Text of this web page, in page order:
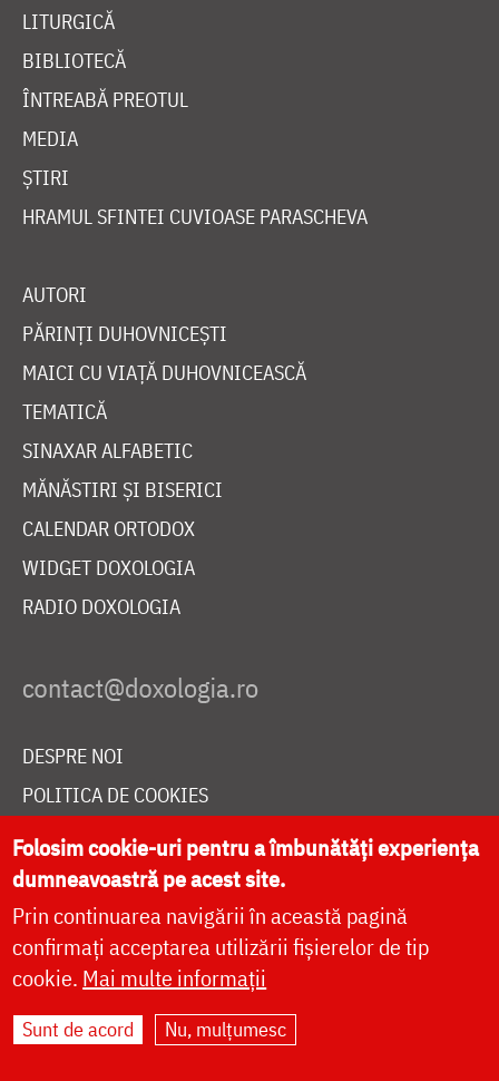
LITURGICĂ
BIBLIOTECĂ
ÎNTREABĂ PREOTUL
MEDIA
ȘTIRI
HRAMUL SFINTEI CUVIOASE PARASCHEVA
AUTORI
PĂRINȚI DUHOVNICEȘTI
MAICI CU VIAȚĂ DUHOVNICEASCĂ
TEMATICĂ
SINAXAR ALFABETIC
MĂNĂSTIRI ȘI BISERICI
CALENDAR ORTODOX
WIDGET DOXOLOGIA
RADIO DOXOLOGIA
DESPRE NOI
POLITICA DE COOKIES
DONEAZĂ ONLINE PENTRU CATEDRALA NAȚIONALĂ
LIVE
Site dezvoltat deDOXOLOGIA MEDIA
Arhiepiscopia Iașilor | ©
Folosim cookie-uri pentru a îmbunătăți experiența
dumneavoastră pe acest site.
Prin continuarea navigării în această pagină
confirmați acceptarea utilizării fișierelor de tip
cookie. Mai multe informații
Sunt de acord Nu, mulțumesc